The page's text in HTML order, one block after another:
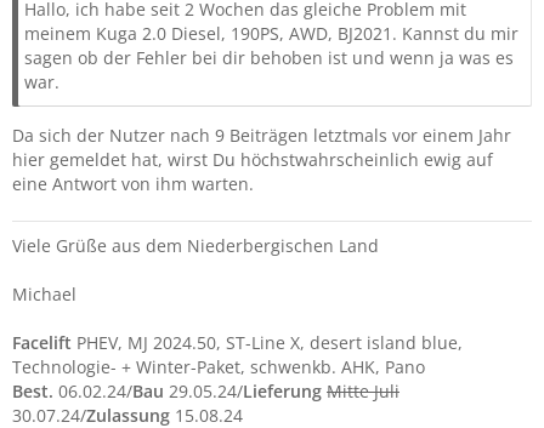
Hallo, ich habe seit 2 Wochen das gleiche Problem mit
meinem Kuga 2.0 Diesel, 190PS, AWD, BJ2021. Kannst du mir
sagen ob der Fehler bei dir behoben ist und wenn ja was es
war.
Da sich der Nutzer nach 9 Beiträgen letztmals vor einem Jahr
hier gemeldet hat, wirst Du höchstwahrscheinlich ewig auf
eine Antwort von ihm warten.
Viele Grüße aus dem Niederbergischen Land
Michael
Facelift PHEV, MJ 2024.50, ST-Line X, desert island blue,
Technologie- + Winter-Paket, schwenkb. AHK, Pano
Best. 06.02.24/Bau 29.05.24/Lieferung Mitte Juli
30.07.24/Zulassung 15.08.24